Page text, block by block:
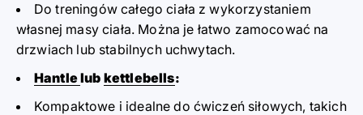
Do treningów całego ciała z wykorzystaniem
własnej masy ciała. Można je łatwo zamocować na
drzwiach lub stabilnych uchwytach.
Hantlelub kettlebells:
Kompaktowe i idealne do ćwiczeń siłowych, takich